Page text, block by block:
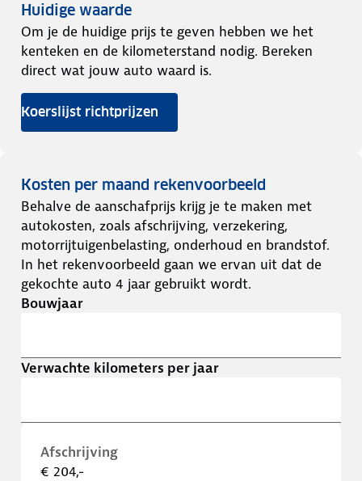
Huidige waarde
Om je de huidige prijs te geven hebben we het
kenteken en de kilometerstand nodig. Bereken
direct wat jouw auto waard is.
Koerslijst richtprijzen
Kosten per maand rekenvoorbeeld
Behalve de aanschafprijs krijg je te maken met
autokosten, zoals afschrijving, verzekering,
motorrijtuigenbelasting, onderhoud en brandstof.
In het rekenvoorbeeld gaan we ervan uit dat de
gekochte auto 4 jaar gebruikt wordt.
Bouwjaar
Verwachte kilometers per jaar
Afschrijving
€ 204,-